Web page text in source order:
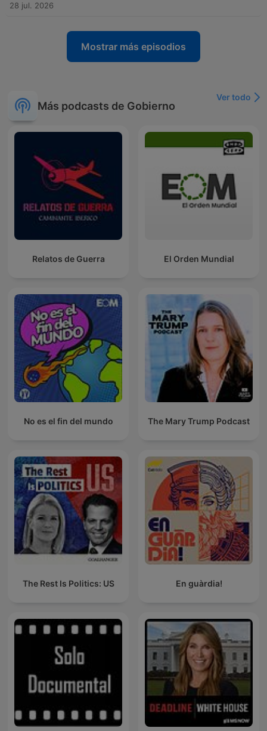
28 jul. 2026
Mostrar más episodios
Más podcasts de Gobierno
Ver todo
Relatos de Guerra El Orden Mundial
No es el fin del mundo The Mary Trump Podcast
The Rest Is Politics: US En guàrdia!